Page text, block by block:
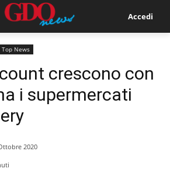
Accedi
Top News
crescono con
i supermercati
2020